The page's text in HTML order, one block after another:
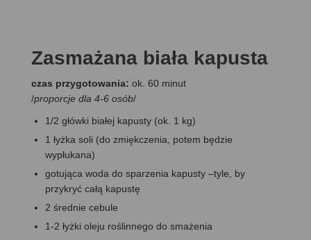
Zasmażana biała kapusta
czas przygotowania: ok. 60 minut
/proporcje dla 4-6 osób/
1/2 główki białej kapusty (ok. 1 kg)
1 łyżka soli (do zmiękczenia, potem będzie
wypłukana)
gotująca woda do sparzenia kapusty –tyle, by
przykryć całą kapustę
2 średnie cebule
1-2 łyżki oleju roślinnego do smażenia